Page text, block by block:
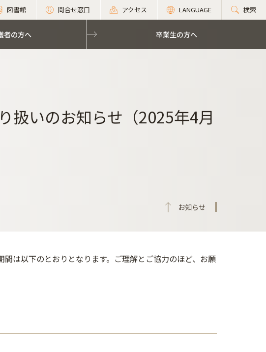
図書館 問合せ窓口 アクセス LANGUAGE 検索
者の方へ 卒業生の方へ
扱いのお知らせ（2025年4月
お知らせ
は以下のとおりとなります。ご理解とご協力のほど、お願